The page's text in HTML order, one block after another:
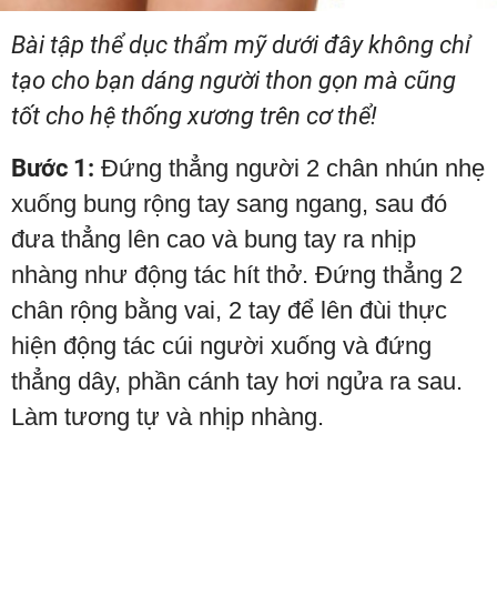
Bài tập thể dục thẩm mỹ dưới đây không chỉ
tạo cho bạn dáng người thon gọn mà cũng
tốt cho hệ thống xương trên cơ thể!
Bước 1: Đứng thẳng người 2 chân nhún nhẹ
xuống bung rộng tay sang ngang, sau đó
đưa thẳng lên cao và bung tay ra nhịp
nhàng như động tác hít thở. Đứng thẳng 2
chân rộng bằng vai, 2 tay để lên đùi thực
hiện động tác cúi người xuống và đứng
thẳng dây, phần cánh tay hơi ngửa ra sau.
Làm tương tự và nhịp nhàng.